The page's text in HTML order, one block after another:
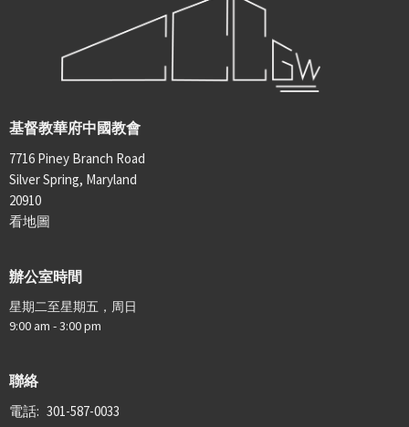
基督教華府中國教會
7716 Piney Branch Road
Silver Spring, Maryland
20910
看地圖
辦公室時間
星期二至星期五，周日
9:00 am - 3:00 pm
聯絡
電話: 301-587-0033